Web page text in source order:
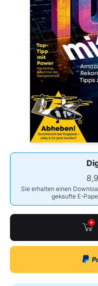
Sie erhalten einen
gekaufte E-